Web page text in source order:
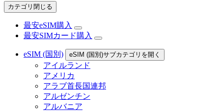
カテゴリ閉じる
最安eSIM購入
最安SIMカード購入
eSIM (国別) eSIM (国別)サブカテゴリを開く
アイルランド
アメリカ
アラブ首長国連邦
アルゼンチン
アルバニア